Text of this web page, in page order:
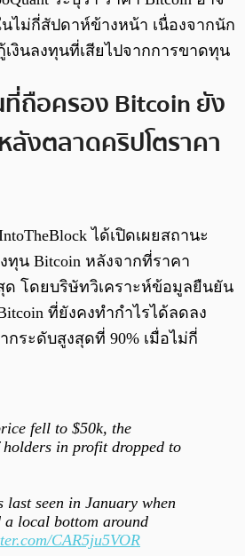
ไม่กี่สัปดาห์ข้างหน้า เนื่องจากนัก
งินลงทุนที่เสียไปจากการขาดทุน
ที่ถือครอง Bitcoin ยัง
ลังตลาดคริปโตราคา
ได้เปิดเผยสถานะ
น Bitcoin หลังจากที่ราคา
ด โดยบริษัทวิเคราะห์ข้อมูลยืนยัน
ที่ยังคงทำกำไรได้ลดลง
กระดับสูงสุดที่ 90% เมื่อไม่กี่
fell to $50k, the
holders in profit dropped to
last seen in January when
a local bottom around
CAR5ju5VOR